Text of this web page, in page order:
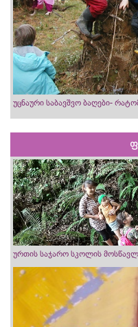
უცნაური საბავშვო ბაღები-
ურთის საჯარო სკოლის